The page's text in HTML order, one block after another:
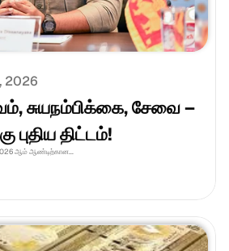
2026
சுயநம்பிக்கை, சேவை –
புதிய திட்டம்!
ஆம் ஆண்டிற்கான...